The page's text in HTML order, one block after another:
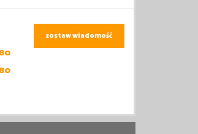
zostaw wiadomość